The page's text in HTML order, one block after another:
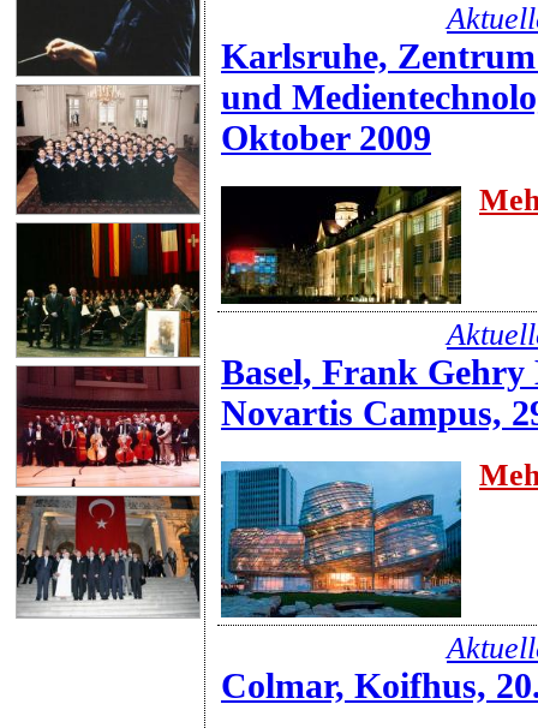
Karlsruhe,
und
Oktober 2009
Basel, Frank Gehry
Novartis Campus,
Colmar, Koifhus,